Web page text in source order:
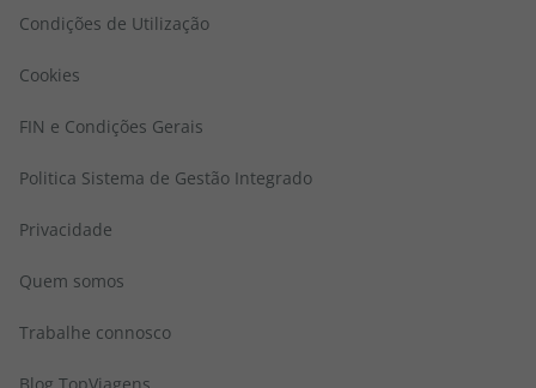
Condições de Utilização
Cookies
FIN e Condições Gerais
Politica Sistema de Gestão Integrado
Privacidade
Quem somos
Trabalhe connosco